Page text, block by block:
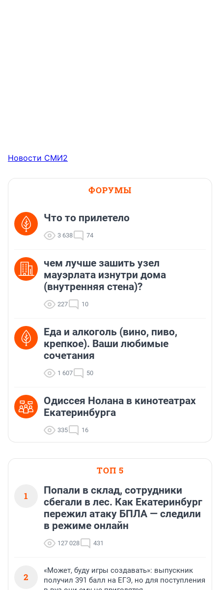
Новости СМИ2
ФОРУМЫ
Что то прилетело
3 638 74
чем лучше зашить узел
мауэрлата изнутри дома
(внутренняя стена)?
227 10
Еда и алкоголь (вино, пиво,
крепкое). Ваши любимые
сочетания
1 607 50
Одиссея Нолана в кинотеатрах
Екатеринбурга
335 16
ТОП 5
1
Попали в склад, сотрудники
сбегали в лес. Как Екатеринбург
пережил атаку БПЛА — следили
в режиме онлайн
127 028 431
2
«Может, буду игры создавать»: выпускник
получил 391 балл на ЕГЭ, но для поступления